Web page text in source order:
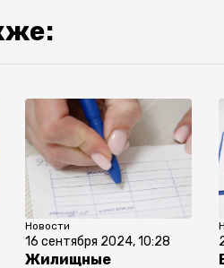
Новости
16 сентября 2024, 10:28
Жилищные